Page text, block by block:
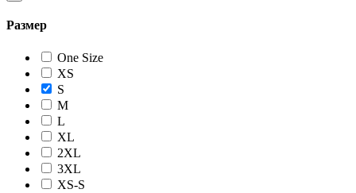
Размер
One Size
XS
S
M
L
XL
2XL
3XL
XS-S